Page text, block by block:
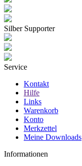
Silber Supporter
Service
Kontakt
Hilfe
Links
Warenkorb
Konto
Merkzettel
Meine Downloads
Informationen